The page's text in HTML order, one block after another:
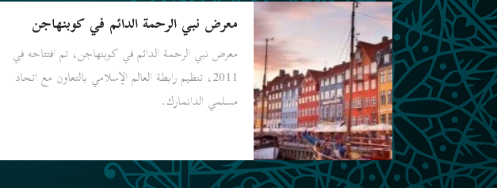
معرض نبي الرحمة الدائم في كوبنهاجن
معرض نبي الرحمة الدائم في كوبنهاجن، تم افتتاحه في
2011، تنظيم رابطة العالم الإسلامي بالتعاون مع اتحاد
مسلمي الدانمارك.